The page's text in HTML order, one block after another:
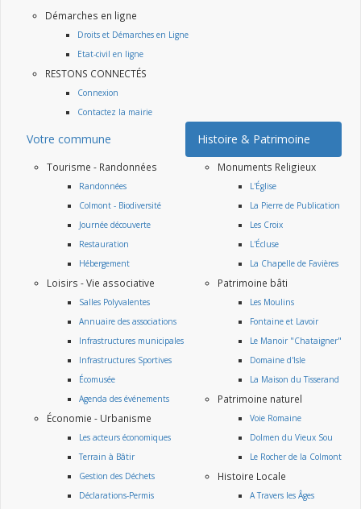
Démarches en ligne
Droits et Démarches en Ligne
Etat-civil en ligne
RESTONS CONNECTÉS
Connexion
Contactez la mairie
Votre commune
Tourisme - Randonnées
Randonnées
Colmont - Biodiversité
Journée découverte
Restauration
Hébergement
Loisirs - Vie associative
Salles Polyvalentes
Annuaire des associations
Infrastructures municipales
Infrastructures Sportives
Écomusée
Agenda des événements
Économie - Urbanisme
Les acteurs économiques
Terrain à Bâtir
Gestion des Déchets
Déclarations-Permis
Histoire & Patrimoine
Monuments Religieux
L'Église
La Pierre de Publication
Les Croix
L'Écluse
La Chapelle de Favières
Patrimoine bâti
Les Moulins
Fontaine et Lavoir
Le Manoir "Chataigner"
Domaine d'Isle
La Maison du Tisserand
Patrimoine naturel
Voie Romaine
Dolmen du Vieux Sou
Le Rocher de la Colmont
Histoire Locale
A Travers les Âges